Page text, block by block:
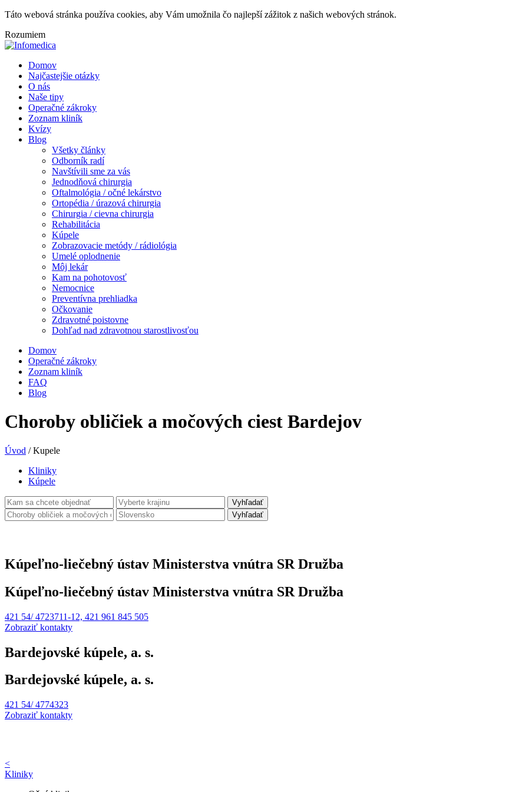
Táto webová stránka používa cookies, aby Vám umožnila čo najlepší zážitok z našich webových stránok.
Rozumiem
Domov
Najčastejšie otázky
O nás
Naše tipy
Operačné zákroky
Zoznam kliník
Kvízy
Blog
Všetky články
Odborník radí
Navštívili sme za vás
Jednodňová chirurgia
Oftalmológia / očné lekárstvo
Ortopédia / úrazová chirurgia
Chirurgia / cievna chirurgia
Rehabilitácia
Kúpele
Zobrazovacie metódy / rádiológia
Umelé oplodnenie
Môj lekár
Kam na pohotovosť
Nemocnice
Preventívna prehliadka
Očkovanie
Zdravotné poistovne
Dohľad nad zdravotnou starostlivosťou
Domov
Operačné zákroky
Zoznam kliník
FAQ
Blog
Choroby obličiek a močových ciest Bardejov
Úvod /Kupele
Kliniky
Kúpele
Vyhľadať
Vyhľadať
Kúpeľno-liečebný ústav Ministerstva vnútra SR Družba
Kúpeľno-liečebný ústav Ministerstva vnútra SR Družba
421 54/ 4723711-12, 421 961 845 505
Zobraziť kontakty
Bardejovské kúpele, a. s.
Bardejovské kúpele, a. s.
421 54/ 4774323
Zobraziť kontakty
<
Kliniky